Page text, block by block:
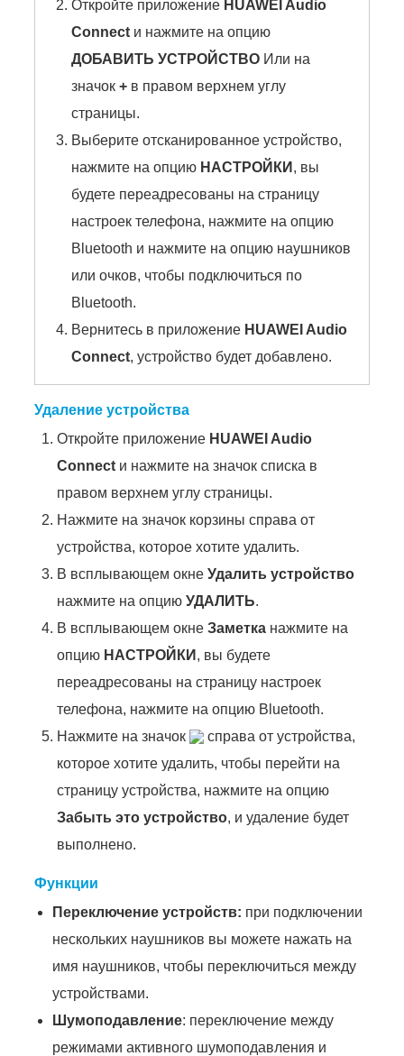
Откройте приложение HUAWEI Audio
Connect и нажмите на опцию
ДОБАВИТЬ УСТРОЙСТВО Или на
значок+ в правом верхнем углу
страницы.
Выберите отсканированное устройство,
нажмите на опцию НАСТРОЙКИ , вы
будете переадресованы на страницу
настроек телефона, нажмите на опцию
Bluetooth и нажмите на опцию наушников
или очков, чтобы подключиться по
Bluetooth.
Вернитесь в приложение HUAWEI Audio
Connect, устройство будет добавлено.
Удаление устройства
Откройте приложение HUAWEI Audio
Connect и нажмите на значок списка в
правом верхнем углу страницы.
Нажмите на значок корзины справа от
устройства, которое хотите удалить.
В всплывающем окнеУдалить устройство
нажмите на опциюУДАЛИТЬ.
В всплывающем окнеЗаметка нажмите на
опцию НАСТРОЙКИ , вы будете
переадресованы на страницу настроек
телефона, нажмите на опцию Bluetooth.
Нажмите на значок
справа от устройства,
которое хотите удалить, чтобы перейти на
страницу устройства, нажмите на опцию
Забыть это устройство, и удаление будет
выполнено.
Функции
Переключение устройств: при подключении
нескольких наушников вы можете нажать на
имя наушников, чтобы переключиться между
устройствами.
Шумоподавление: переключение между
режимами активного шумоподавления и